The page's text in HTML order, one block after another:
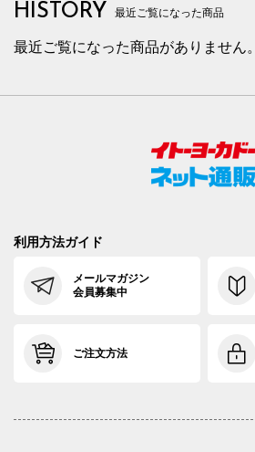
HISTORY 最近ご覧になった商品
最近ご覧になった商品がありません。
利用方法ガイド
メールマガジン
会員募集中
ご注文方法